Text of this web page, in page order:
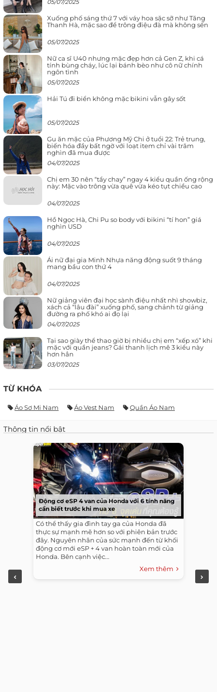
05/07/2025
Xuống phố sáng thứ 7 với váy hoa sặc sỡ như Tăng
Thanh Hà, mặc sao để trông điệu đà mà không sến
05/07/2025
Nữ ca sĩ U40 nhưng mặc đẹp hơn cả Gen Z, khi cá
tính bùng cháy, lúc lại bánh bèo như cô nữ chính
ngôn tình
05/07/2025
Hải Tú đi biển không mặc bikini vẫn gây sốt
05/07/2025
Gu ăn mặc của Phương Mỹ Chi ở tuổi 22: Trẻ trung,
biến hóa đầy bất ngờ với loạt item chỉ vài trăm
nghìn đã mua được
04/07/2025
Chị em 30 nên “tẩy chay” ngay 4 kiểu quần ống rộng
này: Mặc vào trông vừa quê vừa kéo tụt chiều cao
04/07/2025
Hồ Ngọc Hà, Chi Pu so body với bikini “tí hon” giá
nghìn USD
04/07/2025
Ái nữ đại gia Minh Nhựa năng động suốt 9 tháng
mang bầu con thứ 4
04/07/2025
Nữ giảng viên đại học sành điệu nhất nhì showbiz,
xách cả “lâu đài” xuống phố, sang chảnh từ giảng
đường ra phố khó ai đọ lại
04/07/2025
Tại sao giày thể thao giờ bị nhiều chị em “xếp xó” khi
mặc với quần jeans? Gái thanh lịch mê 3 kiểu này
hơn hẳn
03/07/2025
TỪ KHÓA
Áo Sơ Mi Nam Áo Vest Nam Quần Áo Nam
Thông tin nổi bật
Động cơ eSP 4 van của Honda với 6 tính năng
cần biết trước khi mua xe
Có thể thấy gia đình tay ga của Honda đã
thực sự mạnh mẽ hơn so với phiên bản trước
đây. Nguyên nhân của sức mạnh đến từ khối
động cơ mới eSP + 4 van hoàn toàn mới của
Honda. Bên cạnh việc...
Xem thêm